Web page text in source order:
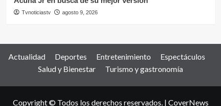
Tvnoticiastv agosto 9, 2026
Actualidad Deportes Entretenimiento
Espectáculos
Salud y Bienestar
Turismo y gastronomía
Copyright © Todos los derechos reservados. | CoverNews